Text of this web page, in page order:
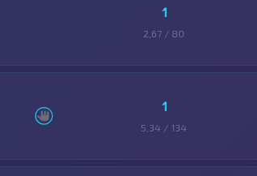
1
2,67 / 80
1
5,34 / 134